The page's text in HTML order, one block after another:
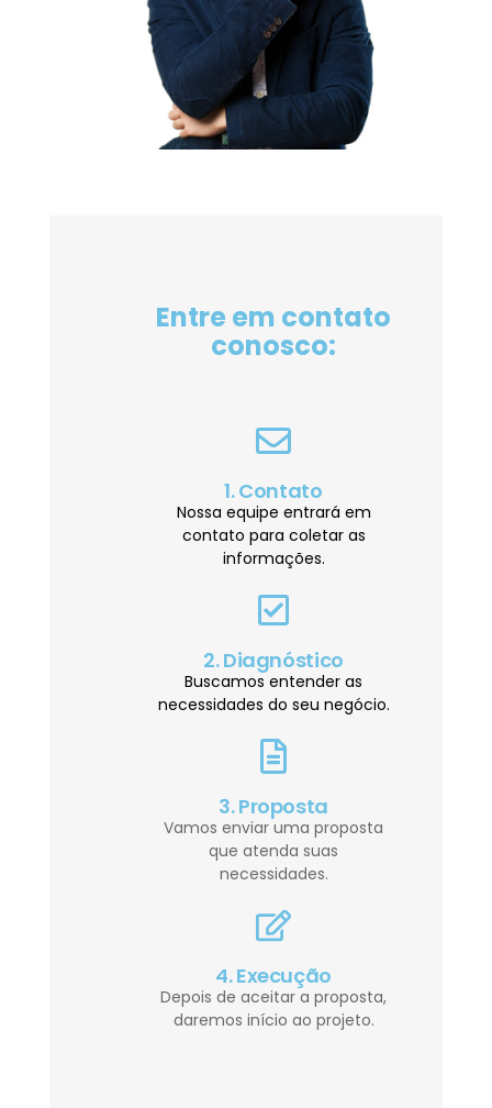
Entre em contato
conosco:
1. Contato
Nossa equipe entrará em
contato para coletar as
informações.
2. Diagnóstico
Buscamos entender as
necessidades do seu negócio.
3. Proposta
Vamos enviar uma proposta
que atenda suas
necessidades.
4. Execução
Depois de aceitar a proposta,
daremos início ao projeto.